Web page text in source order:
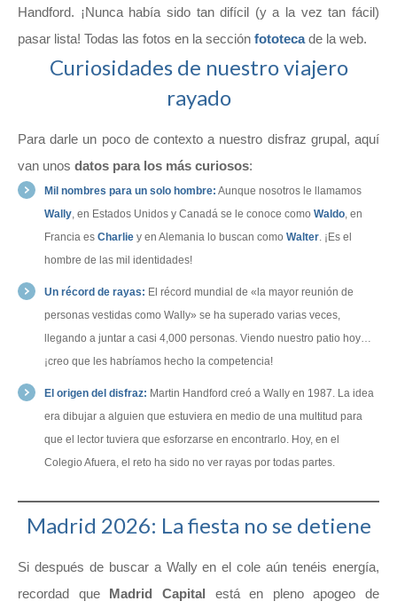
Handford. ¡Nunca había sido tan difícil (y a la vez tan fácil)
pasar lista! Todas las fotos en la sección fototeca de la web.
Curiosidades de nuestro viajero
rayado
Para darle un poco de contexto a nuestro disfraz grupal, aquí
van unos datos para los más curiosos:
Mil nombres para un solo hombre: Aunque nosotros le llamamos
Wally, en Estados Unidos y Canadá se le conoce como Waldo, en
Francia es Charlie y en Alemania lo buscan como Walter. ¡Es el
hombre de las mil identidades!
Un récord de rayas: El récord mundial de «la mayor reunión de
personas vestidas como Wally» se ha superado varias veces,
llegando a juntar a casi 4,000 personas. Viendo nuestro patio hoy…
¡creo que les habríamos hecho la competencia!
El origen del disfraz: Martin Handford creó a Wally en 1987. La idea
era dibujar a alguien que estuviera en medio de una multitud para
que el lector tuviera que esforzarse en encontrarlo. Hoy, en el
Colegio Afuera, el reto ha sido no ver rayas por todas partes.
Madrid 2026: La fiesta no se detiene
Si después de buscar a Wally en el cole aún tenéis energía,
recordad que
Madrid Capital está en pleno apogeo de